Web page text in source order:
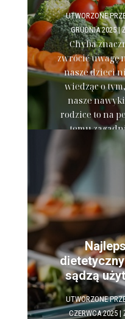
UTWORZONE
GRUDNIA 2025|
Chyba
zwrócić uwagę
nasze dzieci
wiedząc o
nasze nawyki
rodzice to na
temu
czasu.
sądzą
UTWORZONE
CZERWCA 2025 |